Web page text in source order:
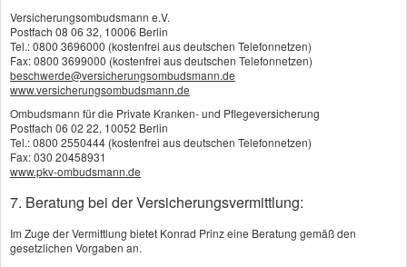
Versicherungsombudsmann e.V.
Postfach 08 06 32, 10006 Berlin
Tel.: 0800 3696000 (kostenfrei aus deutschen Telefonnetzen)
Fax: 0800 3699000 (kostenfrei aus deutschen Telefonnetzen)
beschwerde@versicherungsombudsmann.de
www.versicherungsombudsmann.de
Ombudsmann für die Private Kranken- und Pflegeversicherung
Postfach 06 02 22, 10052 Berlin
Tel.: 0800 2550444 (kostenfrei aus deutschen Telefonnetzen)
Fax: 030 20458931
www.pkv-ombudsmann.de
7. Beratung bei der Versicherungsvermittlung:
Im Zuge der Vermittlung bietet Konrad Prinz eine Beratung gemäß den
gesetzlichen Vorgaben an.